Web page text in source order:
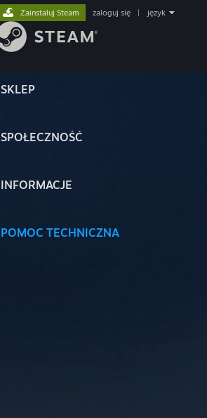
SKLEP
SPOŁECZNOŚĆ
INFORMACJE
POMOC TECHNICZNA
Zainstaluj Steam zaloguj się język